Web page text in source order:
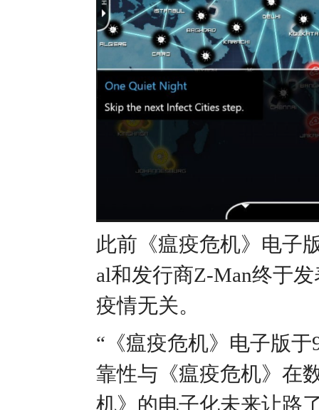
此前《瘟疫危机》电子
al和发行商Z-Man终于
疫情无关。
“《瘟疫危机》电子版
靠性与《瘟疫危机》在
机》的电子化未来让路